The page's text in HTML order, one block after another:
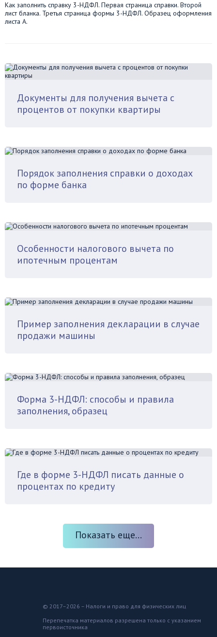
Как заполнить справку 3-НДФЛ. Первая страница справки. Второй
лист бланка. Третья страница формы 3-НДФЛ. Образец оформления
листа А.
Документы для получения вычета с
процентов от покупки квартиры
Порядок заполнения справки о доходах
по форме банка
Особенности налогового вычета по
ипотечным процентам
Пример заполнения декларации в случае
продажи машины
Форма 3-НДФЛ: способы и правила
заполнения, образец
Где в форме 3-НДФЛ писать данные о
процентах по кредиту
Показать еще...
© 2017–2026 – Налоги и право для физических лиц
Перепечатка материалов разрешена только с указанием
первоисточника